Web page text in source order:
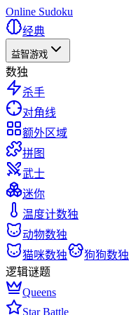
Online Sudoku
经典
益智游戏
数独
杀手
对角线
额外区域
拼图
武士
迷你
温度计数独
动物数独
猫咪数独
狗狗数独
逻辑谜题
Queens
Star Battle